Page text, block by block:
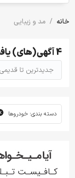
خانه مد و زیبایی
4 آگهی(های) یافت شده:
جدیدترین تا
دسته بندی: خودروها